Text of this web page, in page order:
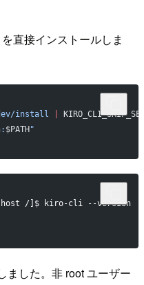
直接インストールしま
install
$PATH "
/]$ kiro-cli --version
ました。非 root ユーザー